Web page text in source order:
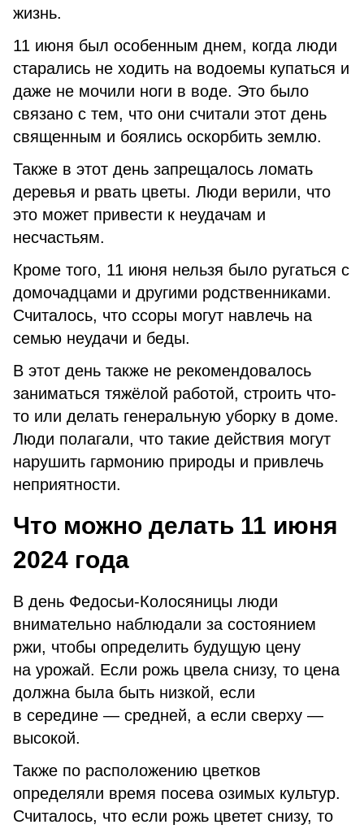
жизнь.
11 июня был особенным днем, когда люди
старались не ходить на водоемы купаться и
даже не мочили ноги в воде. Это было
связано с тем, что они считали этот день
священным и боялись оскорбить землю.
Также в этот день запрещалось ломать
деревья и рвать цветы. Люди верили, что
это может привести к неудачам и
несчастьям.
Кроме того, 11 июня нельзя было ругаться с
домочадцами и другими родственниками.
Считалось, что ссоры могут навлечь на
семью неудачи и беды.
В этот день также не рекомендовалось
заниматься тяжёлой работой, строить что-
то или делать генеральную уборку в доме.
Люди полагали, что такие действия могут
нарушить гармонию природы и привлечь
неприятности.
Что можно делать 11 июня
2024 года
В день Федосьи-Колосяницы люди
внимательно наблюдали за состоянием
ржи, чтобы определить будущую цену
на урожай. Если рожь цвела снизу, то цена
должна была быть низкой, если
в середине — средней, а если сверху —
высокой.
Также по расположению цветков
определяли время посева озимых культур.
Считалось, что если рожь цветет снизу, то